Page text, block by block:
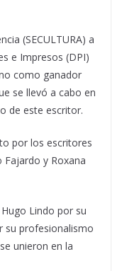
(SECULTURA) a
e Impresos (DPI)
como ganador
se llevó a cabo en
de este escritor.
por los escritores
Fajardo y Roxana
Lindo por su
su profesionalismo
unieron en la